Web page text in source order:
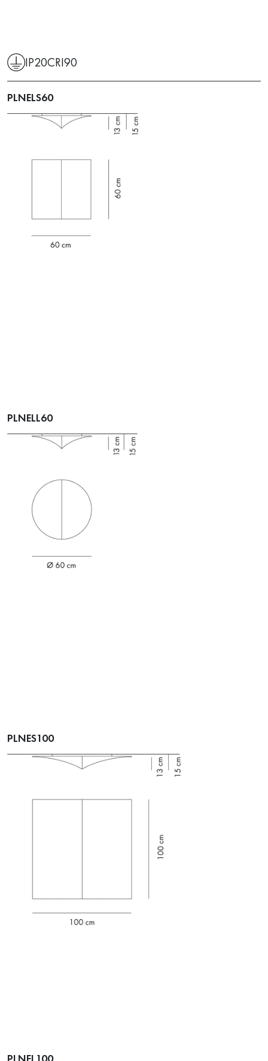
IP20CRI90
PLNELS60
PLNELL60
PLNES100
PLNEL100